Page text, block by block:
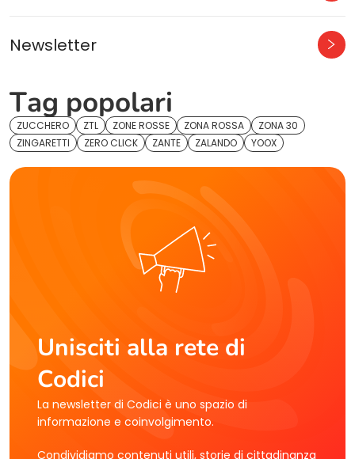
Newsletter
Tag popolari
ZUCCHERO ZTL ZONE ROSSE ZONA ROSSA
ZONA 30
ZINGARETTI
ZERO CLICK ZANTE ZALANDO YOOX
Unisciti alla rete di
Codici
La newsletter di Codici è uno spazio di
informazione e coinvolgimento.
Condividiamo contenuti utili, storie di cittadinanza